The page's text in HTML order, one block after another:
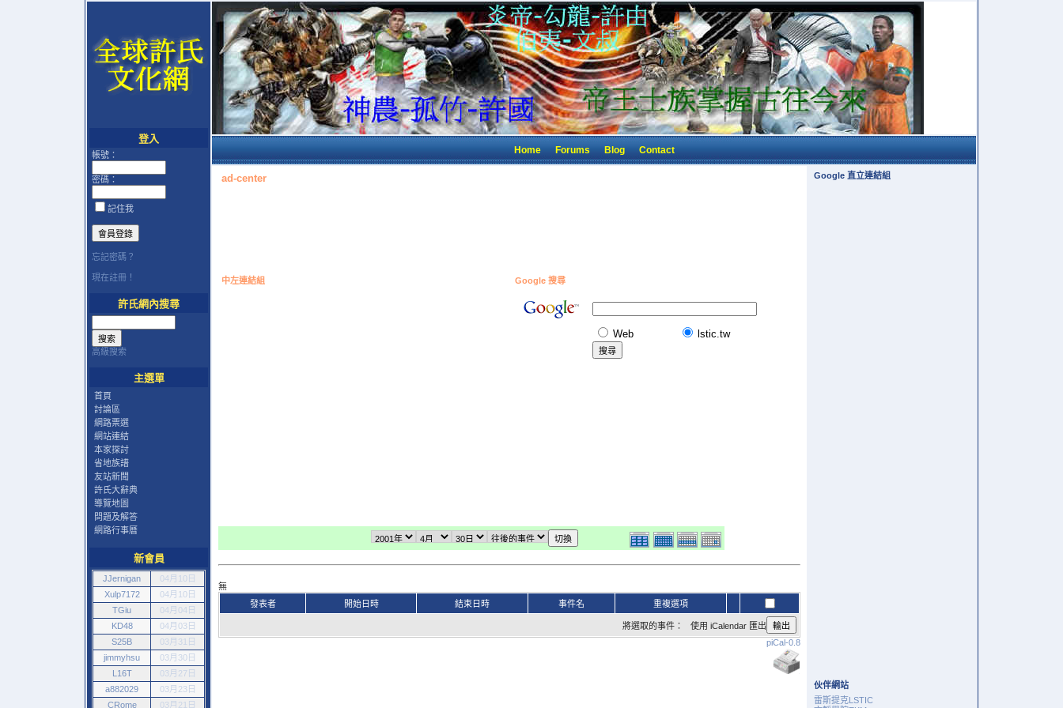
登入
帳號：
密碼：
記住我
忘記密碼？
現在註冊！
許氏網內搜尋
高級搜索
主選單
首頁
討論區
網路票選
網站連結
本家探討
省地族譜
友站新聞
許氏大辭典
導覽地圖
問題及解答
網路行事曆
新會員
JJernigan
04月10日
Xulp7172
04月10日
TGiu
04月04日
KD48
04月03日
S25B
03月31日
jimmyhsu
03月30日
L16T
03月27日
a882029
03月23日
CRome
03月21日
Home Forums Blog Contact
ad-center
中左連結組 Google 搜尋
Web lstic.tw
無
發表者
開始日時 結束日時 事件名 重複選項
將選取的事件： 使用 iCalendar 匯出
piCal-0.8
Google 直立連結組
伙伴網站
雷斯提克LSTIC